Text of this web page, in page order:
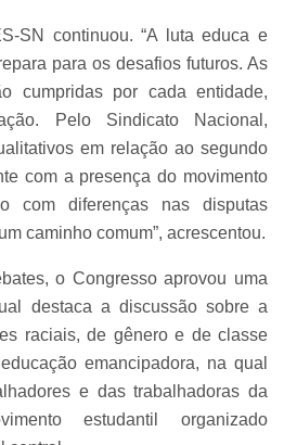
SN continuou. “A luta educa e
para os desafios futuros. As
cumpridas por cada entidade,
Pelo Sindicato Nacional,
em relação ao segundo
com a presença do movimento
com diferenças nas disputas
caminho comum”, acrescentou.
o Congresso aprovou uma
destaca a discussão sobre a
raciais, de gênero e de classe
emancipadora, na qual
e das trabalhadoras da
estudantil organizado